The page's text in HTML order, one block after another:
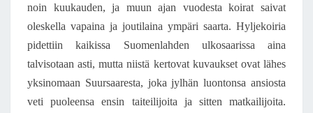
noin kuukauden, ja muun ajan vuodesta koirat saivat
oleskella vapaina ja joutilaina ympäri saarta. Hyljekoiria
pidettiin kaikissa Suomenlahden ulkosaarissa aina
talvisotaan asti, mutta niistä kertovat kuvaukset ovat lähes
yksinomaan Suursaaresta, joka jylhän luontonsa ansiosta
veti puoleensa ensin taiteilijoita ja sitten matkailijoita.